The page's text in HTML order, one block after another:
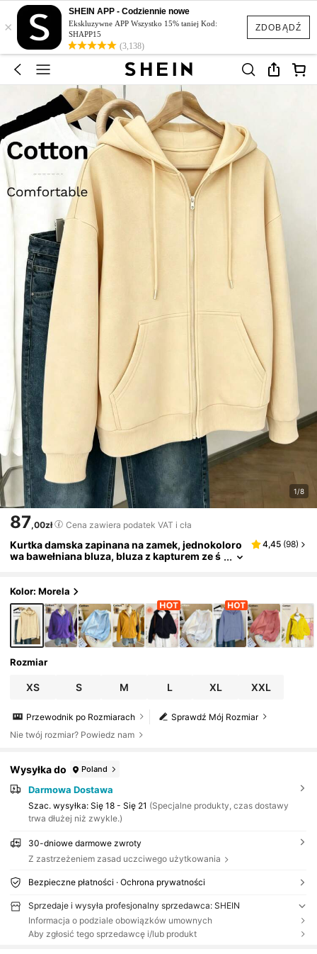
ZDOBĄDŹ
×
SHEIN APP - Codziennie nowe
Ekskluzywne APP Wszystko 15% taniej Kod:
SHAPP15
(3,138)
1/8
87,00zł Cena zawiera podatek VAT i cła
Kurtka damska zapinana na zamek, jednokoloro
wa bawełniana bluza, bluza z kapturem ze ś
m/preppy, damska odzież uliczna i sportowa, mi
ękka i oddychająca, odzież wierzchnia, damski p
łaszcz zimowy, ciepły płaszcz
4,45 (98)
Kolor: Morela
Rozmiar
XS S M L XL XXL
Sprawdź Mój Rozmiar
Przewodnik po Rozmiarach
Nie twój rozmiar? Powiedz nam
Wysyłka do Poland
Darmowa Dostawa
Szac. wysyłka: Się 18 - Się 21 (Specjalne produkty, czas dostawy
trwa dłużej niż zwykle.)
30-dniowe darmowe zwroty
Z zastrzeżeniem zasad uczciwego użytkowania
Bezpieczne płatności · Ochrona prywatności
Sprzedaje i wysyła profesjonalny sprzedawca: SHEIN
Informacja o podziale obowiązków umownych
Aby zgłosić tego sprzedawcę i/lub produkt